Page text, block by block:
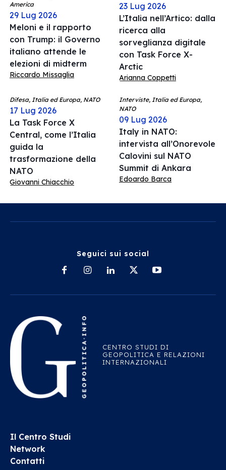
America
29 Lug 2026
Meloni e il rapporto
con Trump: il Governo
italiano attende le
elezioni di midterm
Riccardo Missaglia
23 Lug 2026
L’Italia nell’Artico: dalla
ricerca alla
sorveglianza digitale
con Task Force X-
Arctic
Arianna Coppetti
Difesa, Italia ed Europa, NATO
17 Lug 2026
La Task Force X
Central, come l’Italia
guida la
trasformazione della
NATO
Giovanni Chiacchio
Interviste, Italia ed Europa,
NATO
09 Lug 2026
Italy in NATO:
intervista all’Onorevole
Calovini sul NATO
Summit di Ankara
Edoardo Barca
Seguici sui social
CENTRO STUDI DI
GEOPOLITICA E RELAZIONI
INTERNAZIONALI
Il Centro Studi
Network
Contatti